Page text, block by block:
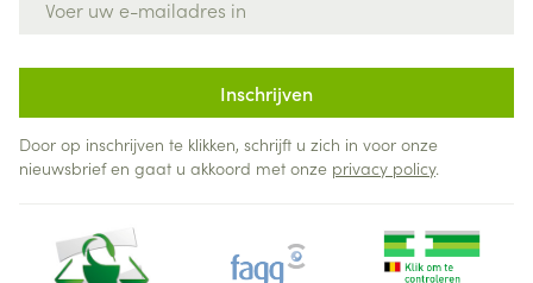
Inschrijven
Door op inschrijven te klikken, schrijft u zich in voor onze
nieuwsbrief en gaat u akkoord met onze privacy policy.